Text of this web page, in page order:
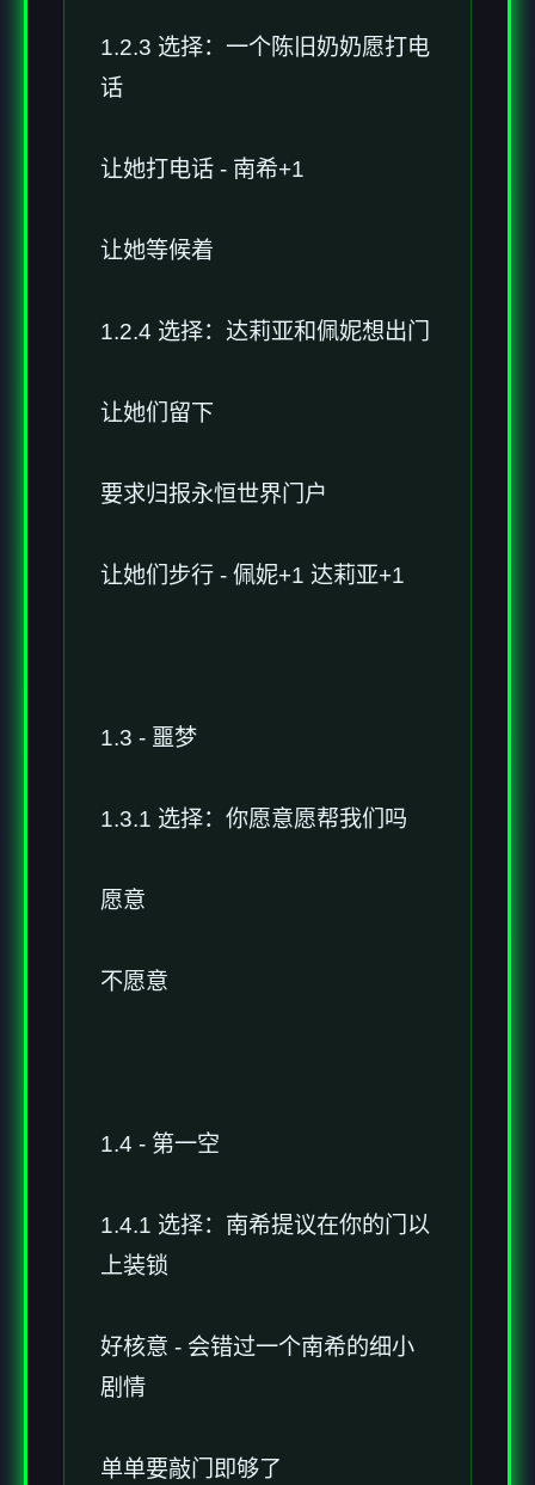
1.2.3 选择：一个陈旧奶奶愿打电
话
让她打电话 - 南希+1
让她等候着
1.2.4 选择：达莉亚和佩妮想出门
让她们留下
要求归报永恒世界门户
让她们步行 - 佩妮+1 达莉亚+1
1.3 - 噩梦
1.3.1 选择：你愿意愿帮我们吗
愿意
不愿意
1.4 - 第一空
1.4.1 选择：南希提议在你的门以
上装锁
好核意 - 会错过一个南希的细小
剧情
单单要敲门即够了